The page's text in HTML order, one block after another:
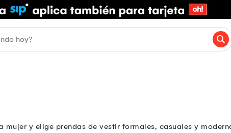
y elige prendas de vestir formales, casuales y